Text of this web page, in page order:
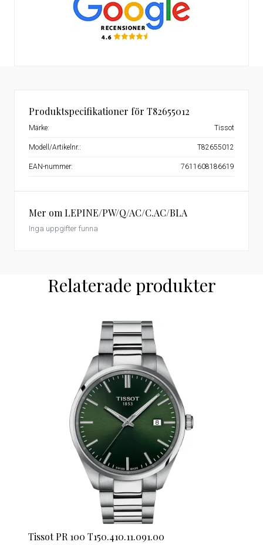
Mer om LEPINE/PW/Q/AC/C.AC/BLA
Inga uppgifter funna
Produktspecifikationer för T82655012
Märke: Tissot
Modell/Artikelnr.: T82655012
EAN-nummer: 7611608186619
Relaterade produkter
Tissot PR 100 T150.410.11.091.00